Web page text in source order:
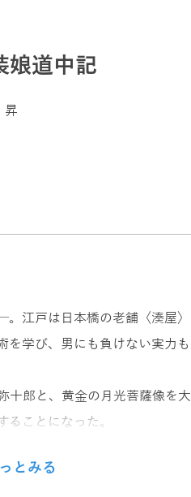
娘道中記
昇
江戸は日本橋の老舗〈湊屋〉
を学び、男にも負けない実力も
十郎と、黄金の月光菩薩像を大
ることになった。
とする。
とみる